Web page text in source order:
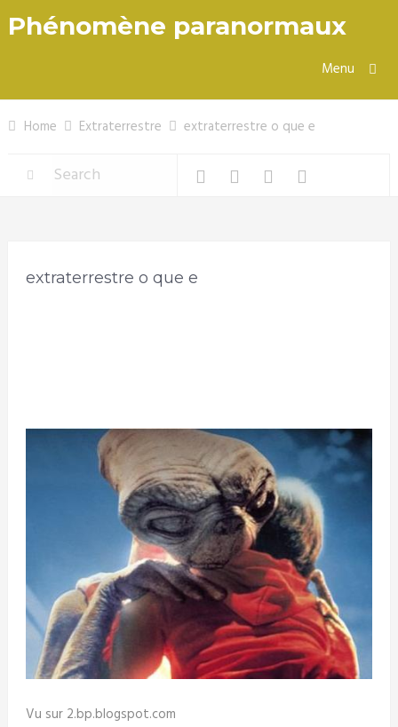
Phénomène paranormaux
Menu
Home Extraterrestre extraterrestre o que e
extraterrestre o que e
Vu sur 2.bp.blogspot.com